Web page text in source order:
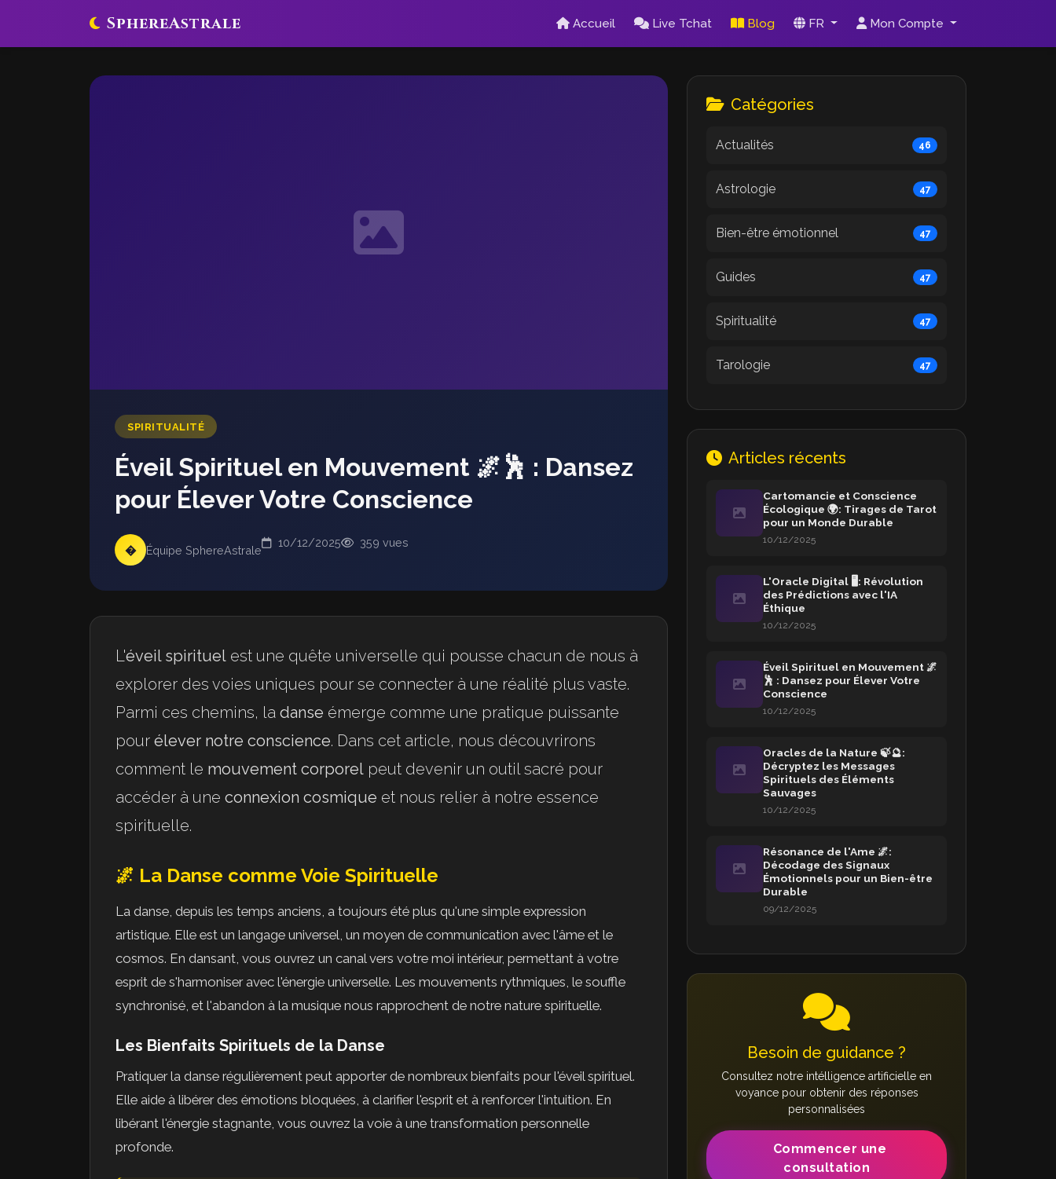
SphereAstrale Accueil Live Tchat Blog FR Mon Compte
SPIRITUALITÉ
Éveil Spirituel en Mouvement 🌌🕺 : Dansez
pour Élever Votre Conscience
� Équipe SphereAstrale
10/12/2025 359 vues
L'éveil spirituel est une quête universelle qui pousse chacun de nous à
explorer des voies uniques pour se connecter à une réalité plus vaste.
Parmi ces chemins, la danse émerge comme une pratique puissante
pour élever notre conscience. Dans cet article, nous découvrirons
comment le mouvement corporel peut devenir un outil sacré pour
accéder à une connexion cosmique et nous relier à notre essence
spirituelle.
🌌 La Danse comme Voie Spirituelle
La danse, depuis les temps anciens, a toujours été plus qu'une simple expression
artistique. Elle est un langage universel, un moyen de communication avec l'âme et le
cosmos. En dansant, vous ouvrez un canal vers votre moi intérieur, permettant à votre
esprit de s'harmoniser avec l'énergie universelle. Les mouvements rythmiques, le souffle
synchronisé, et l'abandon à la musique nous rapprochent de notre nature spirituelle.
Les Bienfaits Spirituels de la Danse
Pratiquer la danse régulièrement peut apporter de nombreux bienfaits pour l'éveil spirituel.
Elle aide à libérer des émotions bloquées, à clarifier l'esprit et à renforcer l'intuition. En
libérant l'énergie stagnante, vous ouvrez la voie à une transformation personnelle
profonde.
Catégories
Actualités 46
Astrologie 47
Bien-être émotionnel 47
Guides 47
Spiritualité 47
Tarologie 47
Articles récents
Cartomancie et Conscience
Écologique 🌍: Tirages de Tarot
pour un Monde Durable
10/12/2025
L'Oracle Digital 🖥️: Révolution
des Prédictions avec l'IA
Éthique
10/12/2025
Éveil Spirituel en Mouvement 🌌
🕺 : Dansez pour Élever Votre
Conscience
10/12/2025
Oracles de la Nature 🍃🔮:
Décryptez les Messages
Spirituels des Éléments
Sauvages
10/12/2025
Résonance de l'Ame 🌌:
Décodage des Signaux
Émotionnels pour un Bien-être
Durable
09/12/2025
Besoin de guidance ?
Consultez notre intélligence artificielle en
voyance pour obtenir des réponses
personnalisées
Commencer une
consultation